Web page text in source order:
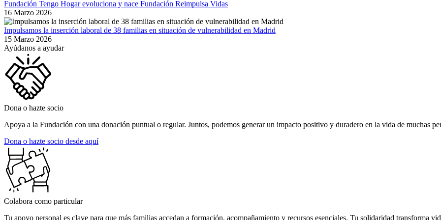
Fundación Tengo Hogar evoluciona y nace Fundación Reimpulsa Vidas
16 Marzo 2026
Impulsamos la inserción laboral de 38 familias en situación de vulnerabilidad en Madrid
15 Marzo 2026
Ayúdanos a ayudar
Image
Dona o hazte socio
Apoya a la Fundación con una donación puntual o regular. Juntos, podemos generar un impacto positivo y duradero en la vida de muchas
Dona o hazte socio desde aquí
Image
Colabora como particular
Tu apoyo personal es clave para que más familias accedan a formación, acompañamiento y recursos esenciales. Tu solidaridad transforma